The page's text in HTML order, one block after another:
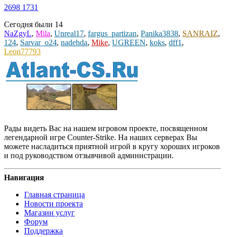
2698 1731
Сегодня были 14
NaZgyL, Mila, Unreal17, fargus_partizan, Panika3838, SANRAIZ,
124, Sarvar_o24, nadehda, Mike, UGREEN, koks, dff1,
Leon77793
Рады видеть Вас на нашем игровом проекте, посвященном
легендарной игре Counter-Strike. На наших серверах Вы
можете насладиться приятной игрой в кругу хороших игроков
и под руководством отзывчивой администрации.
Навигация
Главная страница
Новости проекта
Магазин услуг
Форум
Поддержка